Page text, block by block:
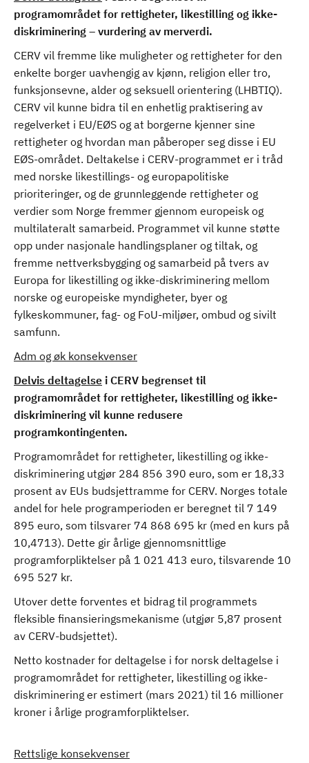
programområdet for rettigheter, likestilling og ikke-
diskriminering – vurdering av merverdi.
CERV vil fremme like muligheter og rettigheter for den
enkelte borger uavhengig av kjønn, religion eller tro,
funksjonsevne, alder og seksuell orientering (LHBTIQ).
CERV vil kunne bidra til en enhetlig praktisering av
regelverket i EU/EØS og at borgerne kjenner sine
rettigheter og hvordan man påberoper seg disse i EU
EØS-området. Deltakelse i CERV-programmet er i tråd
med norske likestillings- og europapolitiske
prioriteringer, og de grunnleggende rettigheter og
verdier som Norge fremmer gjennom europeisk og
multilateralt samarbeid. Programmet vil kunne støtte
opp under nasjonale handlingsplaner og tiltak, og
fremme nettverksbygging og samarbeid på tvers av
Europa for likestilling og ikke-diskriminering mellom
norske og europeiske myndigheter, byer og
fylkeskommuner, fag- og FoU-miljøer, ombud og sivilt
samfunn.
Adm og øk konsekvenser
Delvis deltagelse i CERV begrenset til
programområdet for rettigheter, likestilling og ikke-
diskriminering vil kunne redusere
programkontingenten.
Programområdet for rettigheter, likestilling og ikke-
diskriminering utgjør 284 856 390 euro, som er 18,33
prosent av EUs budsjettramme for CERV. Norges totale
andel for hele programperioden er beregnet til 7 149
895 euro, som tilsvarer 74 868 695 kr (med en kurs på
10,4713). Dette gir årlige gjennomsnittlige
programforpliktelser på 1 021 413 euro, tilsvarende 10
695 527 kr.
Utover dette forventes et bidrag til programmets
fleksible finansieringsmekanisme (utgjør 5,87 prosent
av CERV-budsjettet).
Netto kostnader for deltagelse i for norsk deltagelse i
programområdet for rettigheter, likestilling og ikke-
diskriminering er estimert (mars 2021) til 16 millioner
kroner i årlige programforpliktelser.
Rettslige konsekvenser